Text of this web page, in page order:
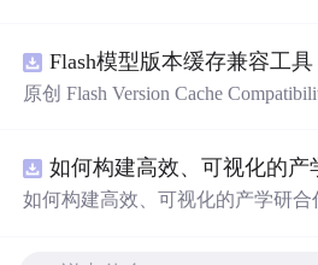
入约定、规则参数、结果结构和
压缩包包含完整源码、3 项自动化
原创与授权声明。运行时零第三
或开源项目源码、Logo、官方截图
他受限素材。
原创 Flash Version Cache
复现合成示例、离线 HTML/JSON/
真实运行效果图、README、运
如何构建高效、可视化的产
如何构建高效、可视化的产学研合